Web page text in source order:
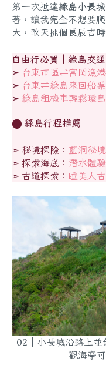
第一次抵達綠島小長城
著，讓我完全不想要
大，改天挑個良辰吉時
自由行必買｜綠島交
➣ 台東市區⇌富岡漁港
➣ 台東⇌綠島來回船票
➣ 綠島租機車輕鬆環島
⬤ 綠島行程推薦
➣ 秘境探險： 藍洞秘境
➣ 探索海底： 潛水體驗
➣ 古道探索： 睡美人
02｜小長城沿路上
觀海亭